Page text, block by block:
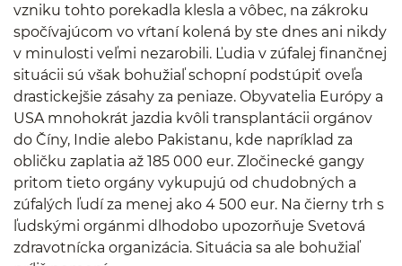
vzniku tohto porekadla klesla a vôbec, na zákroku
spočívajúcom vo vŕtaní kolená by ste dnes ani nikdy
v minulosti veľmi nezarobili. Ľudia v zúfalej finančnej
situácii sú však bohužiaľ schopní podstúpiť oveľa
drastickejšie zásahy za peniaze. Obyvatelia Európy a
USA mnohokrát jazdia kvôli transplantácii orgánov
do Číny, Indie alebo Pakistanu, kde napríklad za
obličku zaplatia až 185 000 eur. Zločinecké gangy
pritom tieto orgány vykupujú od chudobných a
zúfalých ľudí za menej ako 4 500 eur. Na čierny trh s
ľudskými orgánmi dlhodobo upozorňuje Svetová
zdravotnícka organizácia. Situácia sa ale bohužiaľ